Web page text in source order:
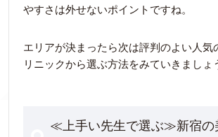
やすさは外せないポイントですね。
エリアが決まったら次は評判のよい人気
リニックから選ぶ方法をみていきましょ
≪上手い先生で選ぶ≫新宿の